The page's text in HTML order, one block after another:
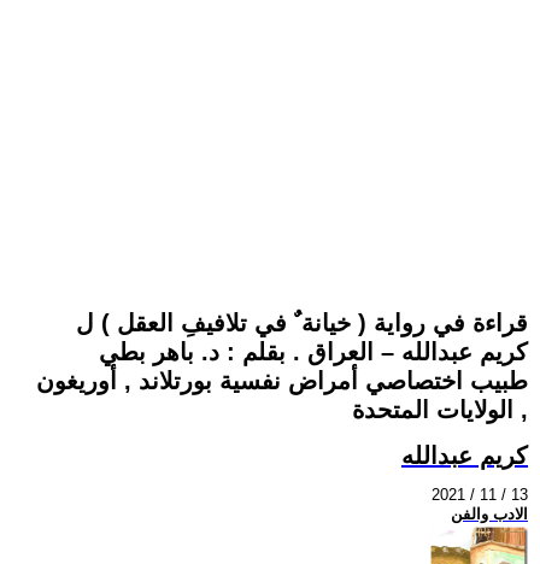
قراءة في رواية ( خيانة ٌ في تلافيفِ العقل ) ل
كريم عبدالله – العراق . بقلم : د. باهر بطي
طبيب اختصاصي أمراض نفسية بورتلاند , أوريغون
, الولايات المتحدة
كريم عبدالله
2021 / 11 / 13
الادب والفن